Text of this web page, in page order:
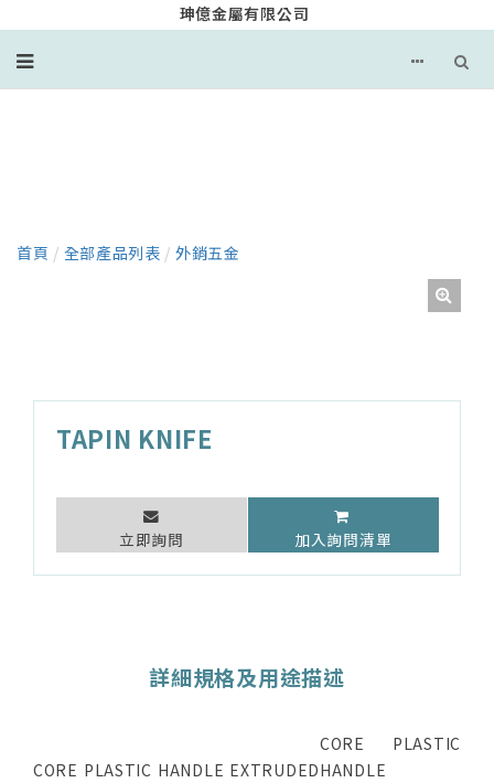
珅億金屬有限公司
首頁 / 全部產品列表 / 外銷五金
TAPIN KNIFE
立即詢問 加入詢問清單
詳細規格及用途描述
CORE PLASTIC HANDLE EXTRUDED
CORE PLASTIC
HANDLE